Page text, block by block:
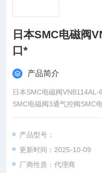
日本SMC电磁阀
口*
产品简介
日本SMC电磁阀VNB114AL-
SMC电磁阀3通气控阀SMC
SMC电磁阀弹性密封
SMC电磁阀SYJA300
SMC电磁阀SYJA500
产品型号：
更新时间：2025-10-09
厂商性质：代理商